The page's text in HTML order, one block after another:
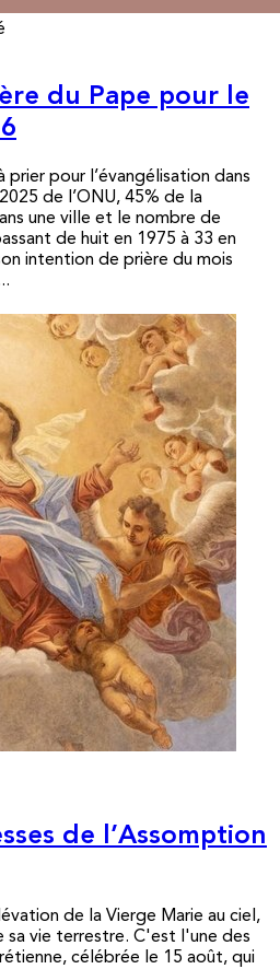
du Pape pour le
pour l’évangélisation dans
de l’ONU, 45% de la
une ville et le nombre de
de huit en 1975 à 33 en
intention de prière du mois
de l’Assomption
de la Vierge Marie au ciel,
sa vie terrestre. C'est l'une des
célébrée le 15 août, qui